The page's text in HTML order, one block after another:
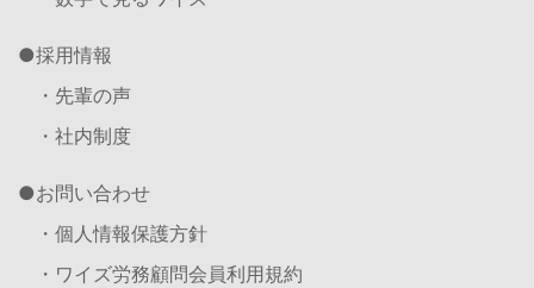
採用情報
・先輩の声
・社内制度
お問い合わせ
・個人情報保護方針
・ワイズ労務顧問会員利用規約